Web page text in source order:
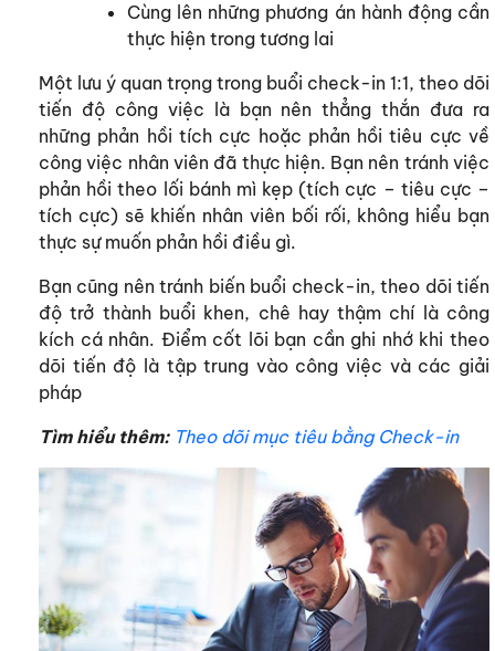
Cùng lên những phương án hành động cần
thực hiện trong tương lai
Một lưu ý quan trọng trong buổi check-in 1:1, theo dõi
tiến độ công việc là bạn nên thẳng thắn đưa ra
những phản hồi tích cực hoặc phản hồi tiêu cực về
công việc nhân viên đã thực hiện. Bạn nên tránh việc
phản hồi theo lối bánh mì kẹp (tích cực – tiêu cực –
tích cực) sẽ khiến nhân viên bối rối, không hiểu bạn
thực sự muốn phản hồi điều gì.
Bạn cũng nên tránh biến buổi check-in, theo dõi tiến
độ trở thành buổi khen, chê hay thậm chí là công
kích cá nhân. Điểm cốt lõi bạn cần ghi nhớ khi theo
dõi tiến độ là tập trung vào công việc và các giải
pháp
Tìm hiểu thêm: Theo dõi mục tiêu bằng Check-in